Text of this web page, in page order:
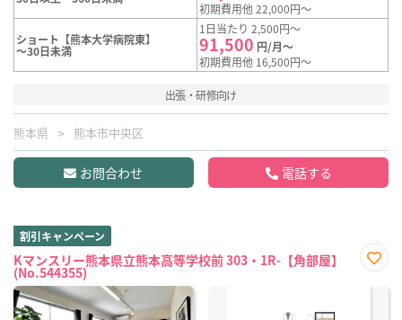
初期費用他 22,000円～
ショート【熊本大学病院東】
～30日未満
1日当たり 2,500円～
91,500 円/月～
初期費用他 16,500円～
出張・研修向け
熊本県 熊本市中央区
お問合わせ 電話する
割引キャンペーン
Kマンスリー熊本県立熊本高等学校前 303・1R-【角部屋】
(No.544355)
に入